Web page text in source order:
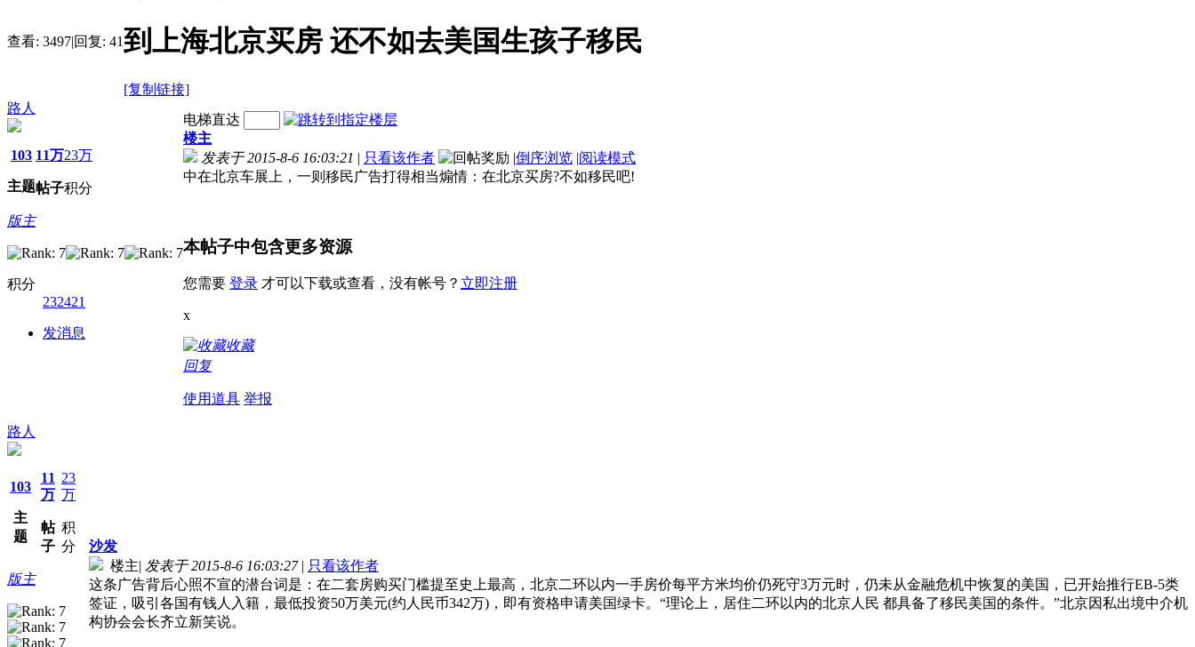
查看: 3497|回复: 41到上海北京买房 还不如去美国生孩子移民
[复制链接]
路人
103
主题
11万
帖子
23万
积分
版主
积分
232421
发消息
电梯直达
楼主
发表于 2015-8-6 16:03:21 | 只看该作者 |倒序浏览 |阅读模式
中在北京车展上，一则移民广告打得相当煽情：在北京买房?不如移民吧!
本帖子中包含更多资源
您需要 登录 才可以下载或查看，没有帐号？ 立即注册
x
收藏
回复
使用道具 举报
路人
103
主
题
11
万
帖
子
23
万
积
分
版主
沙发
楼主| 发表于 2015-8-6 16:03:27 | 只看该作者
这条广告背后心照不宣的潜台词是：在二套房购买门槛提至史上最高，北京二环以内一手房价每平方米均价仍死守3万元时，仍未从金融危机中恢复的美国，已开始推行EB-5类
签证，吸引各国有钱人入籍，最低投资50万美元(约人民币342万)，即有资格申请美国绿卡。“理论上，居住二环以内的北京人民 都具备了移民美国的条件。”北京因私出境中介机
构协会会长齐立新笑说。